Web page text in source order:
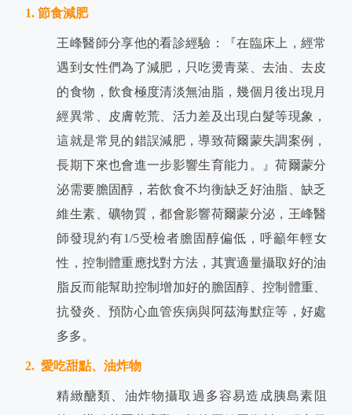
1. 節食減肥
王峰醫師分享他的看診經驗：『在臨床上，經常
遇到女性們為了減肥，只吃燙青菜、去油、去皮
的食物，飲食極度清淡無油脂，幾個月後出現月
經異常、皮膚乾荒、活力差及出現白髮等現象，
這就是常見的錯誤減肥，導致荷爾蒙失調案例，
長期下來也會進一步影響生育能力。』荷爾蒙分
泌需要膽固醇，若飲食不均衡缺乏好油脂、缺乏
維生素、礦物質，都會影響荷爾蒙分泌，王峰醫
師發現約有1/5受檢者膽固醇偏低，呼籲年輕女
性，控制體重應找對方法，其實適量攝取好的油
脂反而能幫助控制增加好的膽固醇、控制體重、
抗發炎、預防心血管疾病與阿茲海默症等，好處
多多。
2. 愛吃甜點、油炸物
精緻醣類、油炸物攝取過多容易造成胰島素阻